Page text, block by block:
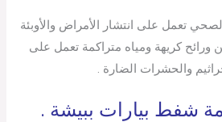
تعمل على انتشار الأمراض والأوبئة
ورائح كريهة ومياه متراكمة تعمل على
والحشرات الضارة .
شفط بيارات ببيشة .